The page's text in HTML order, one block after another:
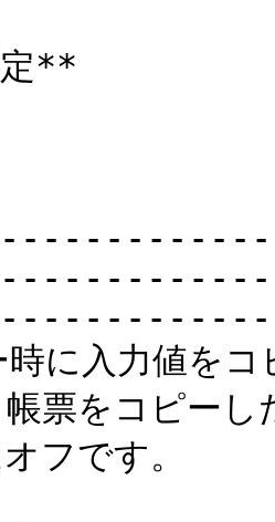
**
時に入力値
票をコピー
フです。